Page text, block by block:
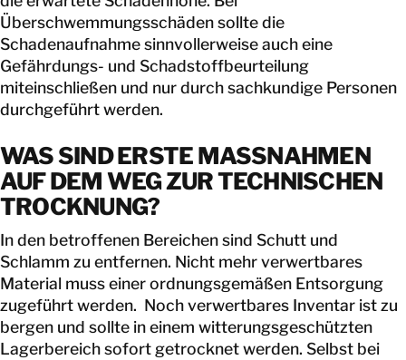
Überschwemmungsschäden sollte die
Schadenaufnahme sinnvollerweise auch eine
Gefährdungs- und Schadstoffbeurteilung
miteinschließen und nur durch sachkundige Personen
durchgeführt werden.
WAS SIND ERSTE MASSNAHMEN A
UF DEM WEG ZUR TECHNISCHEN T
ROCKNUNG?
In den betroffenen Bereichen sind Schutt und
Schlamm zu entfernen. Nicht mehr verwertbares
Material muss einer ordnungsgemäßen Entsorgung
zugeführt werden. Noch verwertbares Inventar ist zu
bergen und sollte in einem witterungsgeschützten
Lagerbereich sofort getrocknet werden. Selbst bei